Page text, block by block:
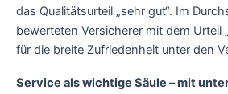
das Qualitätsurteil „sehr gut“. Im
bewerteten Versicherer mit dem Urteil
für die breite Zufriedenheit unter den
Service als wichtige Säule – mit